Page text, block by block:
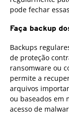
pode fechar
Faça backup
Backups
de proteção
ransomware ou
permite a
arquivos
ou baseados em
acesso de